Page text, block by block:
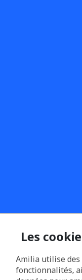
Les
Amilia utilise des
fonctionnalités,